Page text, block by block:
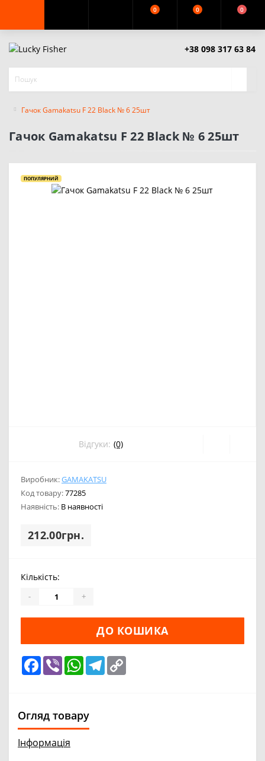
0 0 0
+38 098 317 63 84
Гачок Gamakatsu F 22 Black № 6 25шт
Гачок Gamakatsu F 22 Black № 6 25шт
ПОПУЛЯРНИЙ
Відгуки: (0)
Виробник:GAMAKATSU
Код товару:77285
Наявність: В наявності
212.00грн.
Кількість:
- +
ДО КОШИКА
Facebook
Viber WhatsApp
Telegram
Огляд товару
Інформація